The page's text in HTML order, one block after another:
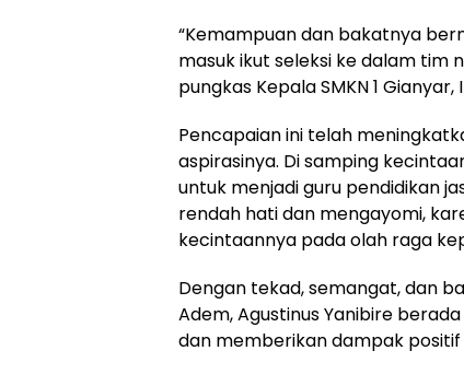
“Kemampuan dan bakatnya
masuk ikut seleksi ke dalam tim
pungkas Kepala SMKN 1 Gianyar,
Pencapaian ini telah
aspirasinya. Di samping
untuk menjadi guru pendidikan
rendah hati dan mengayomi,
kecintaannya pada olah raga
Dengan tekad, semangat, dan
Adem, Agustinus Yanibire
dan memberikan dampak positif